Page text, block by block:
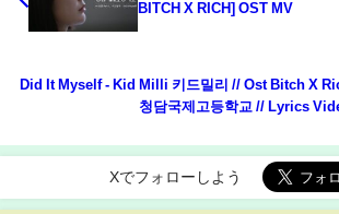
BITCH X RICH] OST MV
Did It Myself - Kid Milli 키드밀리 // Ost Bitch X
청담국제고등학교 // Lyrics
Xでフォローしよう